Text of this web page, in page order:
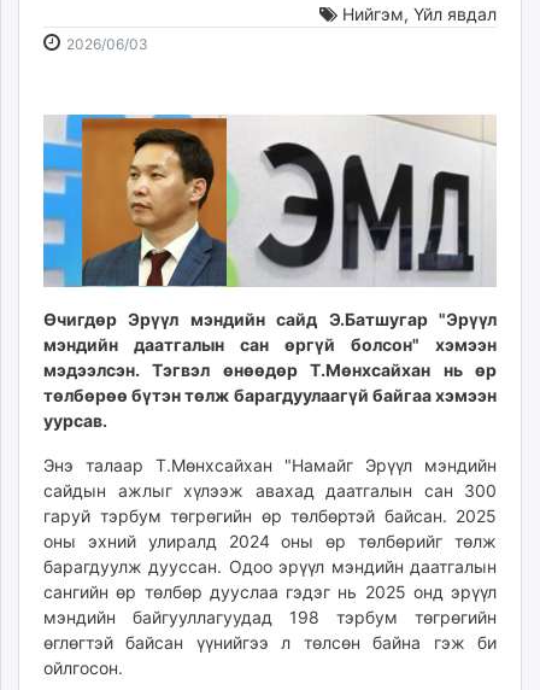
mnb.mn
24tsag.mn
shuud.mn
eagle.mn
ergelt.mn
zarig.mn
today.mn
zuv.mn
mminfo.mn
ugluu.mn
urlag.mn
unen.mn
asu.mn
shudarga.mn
shuurhai.mn
unuudur.mn
isee.mn
mglradio.com
fact.mn
itoim.mn
Нийгэм, Үйл явдал
2026/06/03
14:20:35
16:46:48
Өчигдөр Эрүүл мэндийн сайд Э.Батшугар "Эрүүл
мэндийн даатгалын сан өргүй болсон" хэмээн
мэдээлсэн. Тэгвэл өнөөдөр Т.Мөнхсайхан нь өр
төлбөрөө бүтэн төлж барагдуулаагүй байгаа хэмээн
уурсав.
Энэ талаар Т.Мөнхсайхан "Намайг Эрүүл мэндийн
сайдын ажлыг хүлээж авахад даатгалын сан 300
гаруй тэрбум төгрөгийн өр төлбөртэй байсан. 2025
оны эхний улиралд 2024 оны өр төлбөрийг төлж
барагдуулж дууссан. Одоо эрүүл мэндийн даатгалын
сангийн өр төлбөр дууслаа гэдэг нь 2025 онд эрүүл
мэндийн байгууллагуудад 198 тэрбум төгрөгийн
өглөгтэй байсан үүнийгээ л төлсөн байна гэж би
ойлгосон.